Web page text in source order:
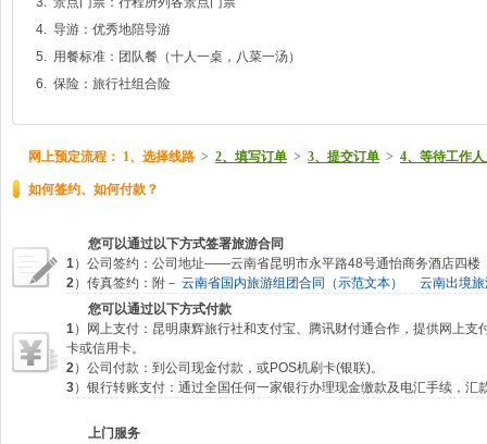
4. 导游：优秀地陪导游
5. 用餐标准：团队餐（十人一桌，八菜一汤）
6. 保险：旅行社组合险
网上预定流程： 1、选择线路 > 2、填写订单 > 3、提交订单 > 4、等待工作
如何签约、如何付款？
您可以通过以下方式签署旅游合同
1）公司签约：公司地址——云南省昆明市永平路48号通怡商务酒店四楼
2）传真签约：附－ 云南省国内旅游组团合同（示范文本）
云南出境
您可以通过以下方式付款
1）网上支付：昆明康辉旅行社和支付宝、腾讯财付通合作，提供网上支
卡或信用卡。
2）公司付款：到公司现金付款，或POS机刷卡(银联)。
3）银行转账支付：通过全国任何一家银行办理现金缴款及电汇手续，汇
上门服务